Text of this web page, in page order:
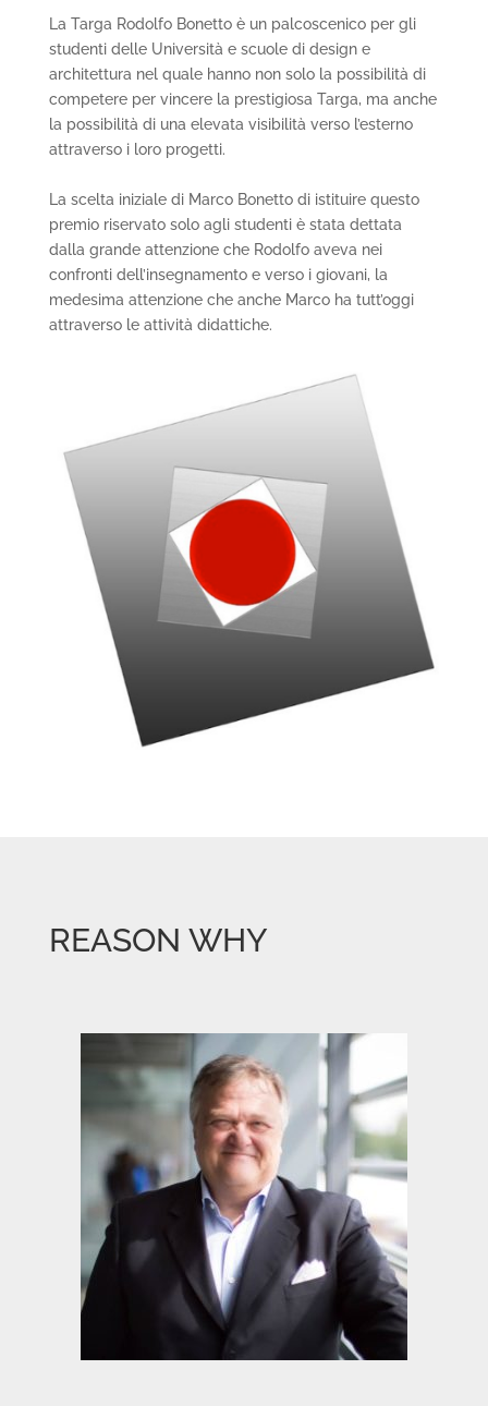
La Targa Rodolfo Bonetto è un palcoscenico per gli
studenti delle Università e scuole di design e
architettura nel quale hanno non solo la possibilità di
competere per vincere la prestigiosa Targa, ma anche
la possibilità di una elevata visibilità verso l’esterno
attraverso i loro progetti.
La scelta iniziale di Marco Bonetto di istituire questo
premio riservato solo agli studenti è stata dettata
dalla grande attenzione che Rodolfo aveva nei
confronti dell’insegnamento e verso i giovani, la
medesima attenzione che anche Marco ha tutt’oggi
attraverso le attività didattiche.
REASON WHY